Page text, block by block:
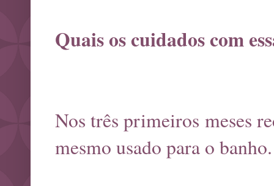
Quais os cuidados com
Nos três primeiros meses
mesmo usado para o